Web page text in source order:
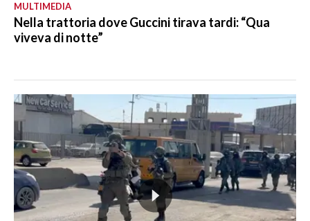
MULTIMEDIA
Nella trattoria dove Guccini tirava tardi: “Qua
viveva di notte”